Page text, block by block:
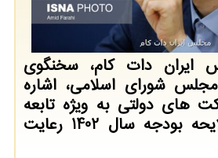
ایران دات کام، سخنگوی
شورای اسلامی، اشاره
های دولتی به ویژه تابعه
وزارت نفت در لایحه بودجه سال 1402 رعایت